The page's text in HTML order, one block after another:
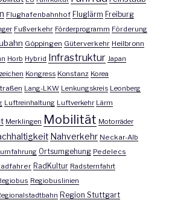
Flughafenbahnhof Fluglärm Freiburg
Fußverkehr Förderprogramm Förderung
Göppingen Güterverkehr Heilbronn
Horb Hybrid Infrastruktur Japan
Kongress Konstanz Korea
Lang-LKW Lenkungskreis Leonberg
Luftreinhaltung Luftverkehr Lärm
Merklingen Mobilität Motorräder
Nahverkehr Neckar-Alb
Ortsumgehung Pedelecs
RadKultur Radsternfahrt
Regiobuslinien
Region Stuttgart